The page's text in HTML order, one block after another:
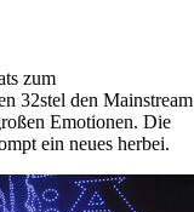
zum
32stel den Mainstream
Emotionen. Die
ein neues herbei.